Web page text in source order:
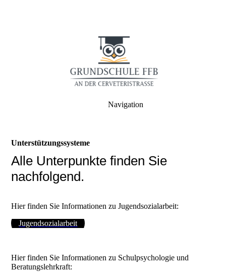
Navigation
Unterstützungssysteme
Alle Unterpunkte finden Sie
nachfolgend.
Hier finden Sie Informationen zu Jugendsozialarbeit:
Jugendsozialarbeit
Hier finden Sie Informationen zu Schulpsychologie und
Beratungslehrkraft: